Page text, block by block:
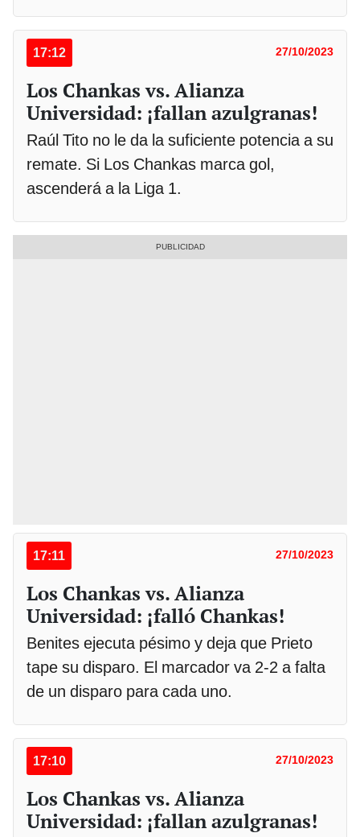
17:12 27/10/2023
Los Chankas vs. Alianza
Universidad: ¡fallan azulgranas!
Raúl Tito no le da la suficiente potencia a su
remate. Si Los Chankas marca gol,
ascenderá a la Liga 1.
17:11 27/10/2023
Los Chankas vs. Alianza
Universidad: ¡falló Chankas!
Benites ejecuta pésimo y deja que Prieto
tape su disparo. El marcador va 2-2 a falta
de un disparo para cada uno.
17:10 27/10/2023
Los Chankas vs. Alianza
Universidad: ¡fallan azulgranas!